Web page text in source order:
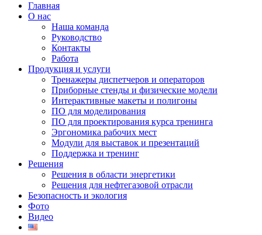
Главная
О нас
Наша команда
Руководство
Контакты
Работа
Продукция и услуги
Тренажеры диспетчеров и операторов
Приборные стенды и физические модели
Интерактивные макеты и полигоны
ПО для моделирования
ПО для проектирования курса тренинга
Эргономика рабочих мест
Модули для выставок и презентаций
Поддержка и тренинг
Решения
Решения в области энергетики
Решения для нефтегазовой отрасли
Безопасность и экология
Фото
Видео